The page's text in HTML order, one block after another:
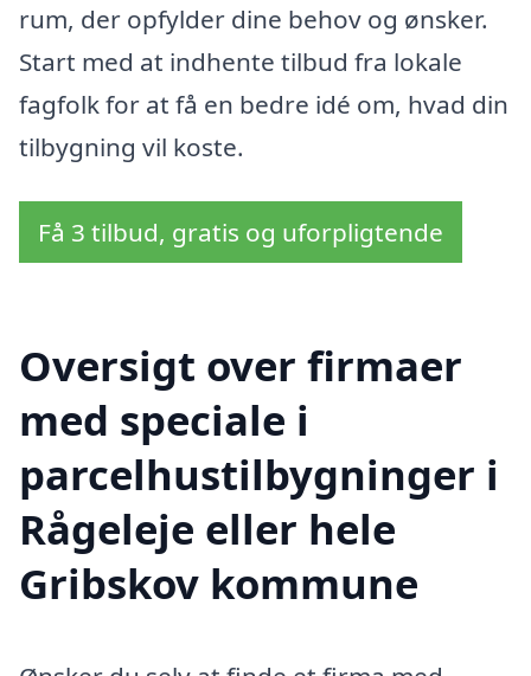
rum, der opfylder dine behov og ønsker.
Start med at indhente tilbud fra lokale
fagfolk for at få en bedre idé om, hvad din
tilbygning vil koste.
Få 3 tilbud, gratis og uforpligtende
Oversigt over firmaer
med speciale i
parcelhustilbygninger i
Rågeleje eller hele
Gribskov kommune